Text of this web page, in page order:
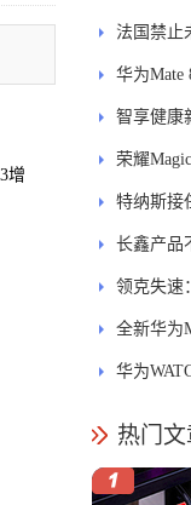
增
能迎来哪
法国禁止
进
华为Mate
智享健康
式开售
荣耀
特纳斯接
长鑫产品
士
领克失速
释
全新华为
录
华为
热门文